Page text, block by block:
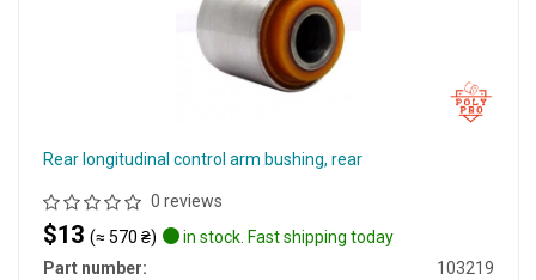
Rear longitudinal control arm bushing, rear
0 reviews
$13 (≈ 570 ₴)
in stock. Fast shipping today
Part number:
103219